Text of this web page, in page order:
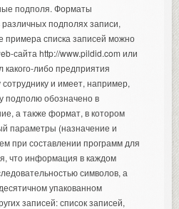
подполя. Форматы
подполях записи,
примера списка записей можно
сайта http://www.pildid.com или
либо предприятия
и имеет, например,
подполю обозначено в
а также формат, в котором
параметры (назначение и
при составлении программ для
что информация в каждом
символов, а
упакованном
записей: список записей,